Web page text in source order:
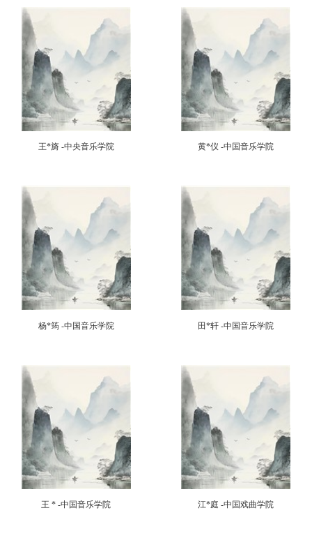
王*旖 -中央音乐学院 黄*仪 -中国音乐学院
杨*筠 -中国音乐学院 田*轩 -中国音乐学院
王 * -中国音乐学院 江*庭 -中国戏曲学院